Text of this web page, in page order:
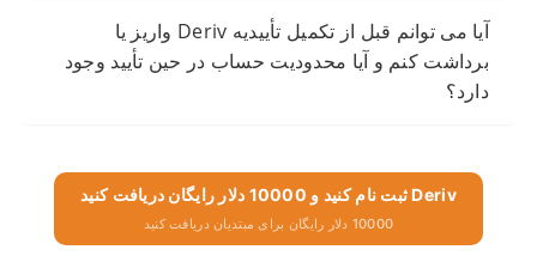
آیا می توانم قبل از تکمیل تأییدیه Deriv واریز یا
برداشت کنم و آیا محدودیت حساب در حین تأیید وجود
دارد؟
Deriv ثبت نام کنید و 10000 دلار رایگان دریافت کنید
10000 دلار رایگان برای مبتدیان دریافت کنید